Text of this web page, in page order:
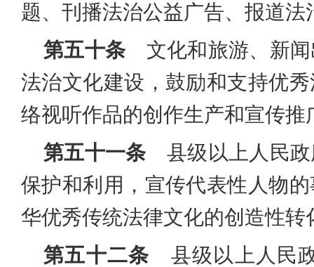
题、刊播法治公益广告、报道
第五十条 文化和旅游、新闻
法治文化建设，鼓励和支持优
络视听作品的创作生产和宣传推
第五十一条 县级以上人民政
保护和利用，宣传代表性人物
华优秀传统法律文化的创造性转
第五十二条 县级以上人民